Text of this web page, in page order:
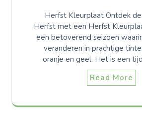
Herfst Kleurplaat Ontdek
Herfst met een Herfst
een betoverend seizoen
veranderen in prachtige
oranje en geel. Het is een
Read More